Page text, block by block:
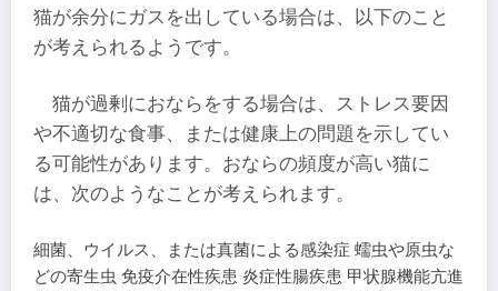
猫が余分にガスを出している場合は、以下のこと
が考えられるようです。
猫が過剰におならをする場合は、ストレス要因
や不適切な食事、または健康上の問題を示してい
る可能性があります。おならの頻度が高い猫に
は、次のようなことが考えられます。
細菌、ウイルス、または真菌による感染症 蠕虫や原虫な
どの寄生虫 免疫介在性疾患 炎症性腸疾患 甲状腺機能亢進